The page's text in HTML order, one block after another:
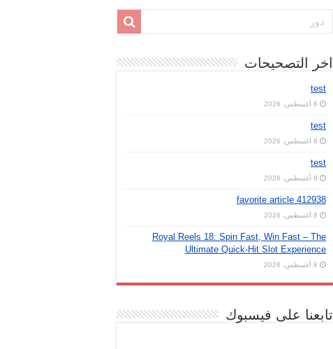
اخر التصحيحات
test
8 أغسطس، 2026
test
8 أغسطس، 2026
test
8 أغسطس، 2026
favorite article 412938
8 أغسطس، 2026
Royal Reels 18: Spin Fast, Win Fast – The
Ultimate Quick‑Hit Slot Experience
8 أغسطس، 2026
تابعنا على فيسبوك